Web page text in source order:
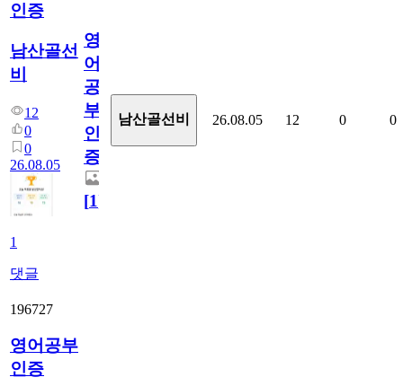
인증
남산골선
비
12
0
0
26.08.05
1
댓글
영
어
공
부
인
증
[1]
남산골선비 26.08.05 12 0 0
196727
영어공부
인증